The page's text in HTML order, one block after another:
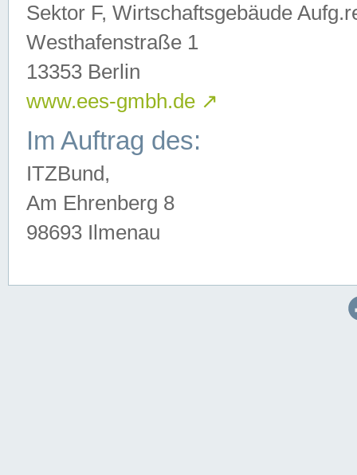
Sektor F, Wirtschaftsgebäude
Westhafenstraße 1
13353 Berlin
www.ees-gmbh.de ↗
Im Auftrag des:
ITZBund,
Am Ehrenberg 8
98693 Ilmenau